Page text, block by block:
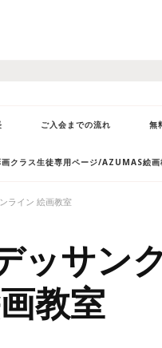
ご入会までの流れ 無
画クラス生徒専用ページ/AZUMAS絵画
ライン 絵画教室
ッサン
教室